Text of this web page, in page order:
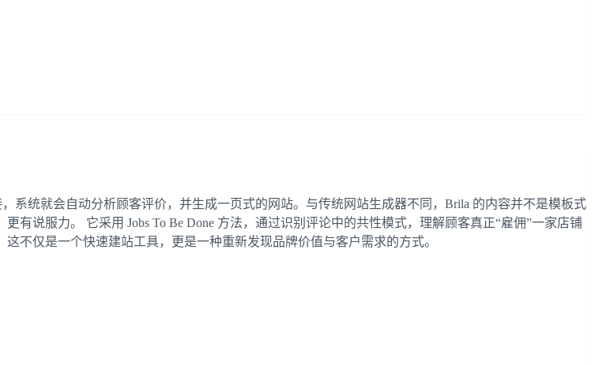
系统就会自动分析顾客评价，并生成一页式的网站。与传统网站生成器不同，Brila 的内容并不是模板式
说服力。 它采用 Jobs To Be Done 方法，通过识别评论中的共性模式，理解顾客真正“雇佣”一家店铺
不仅是一个快速建站工具，更是一种重新发现品牌价值与客户需求的方式。